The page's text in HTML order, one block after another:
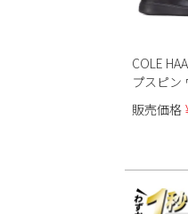
COLE
プスピン
防水 メンズ
販売価格